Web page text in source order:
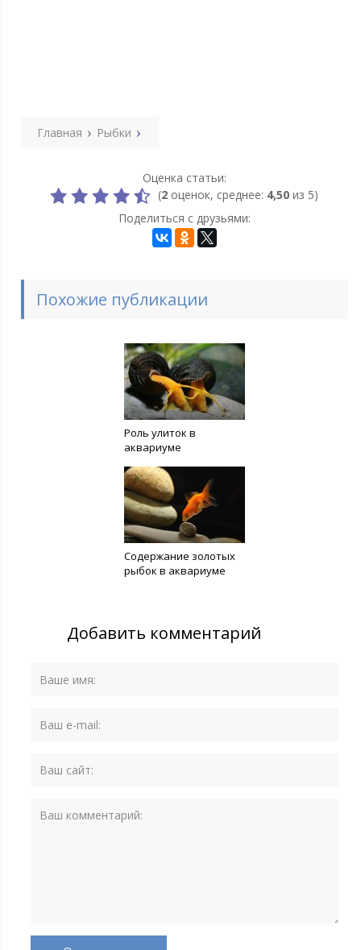
Главная Рыбки
Оценка статьи:
(2 оценок, среднее: 4,50 из 5)
Поделиться с друзьями:
Похожие публикации
Роль улиток в
аквариуме
Содержание золотых
рыбок в аквариуме
Добавить комментарий